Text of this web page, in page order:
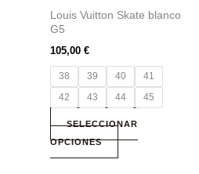
Louis Vuitton Skate blanco
G5
105,00 €
38 39 40
41
42
43 44 45
SELECCIONAR
OPCIONES
opciones
se